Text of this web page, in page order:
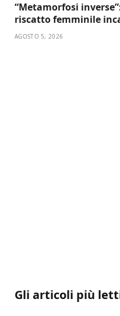
“Metamorfosi
riscatto femminile
AGOSTO 5, 2026
Gli articoli più